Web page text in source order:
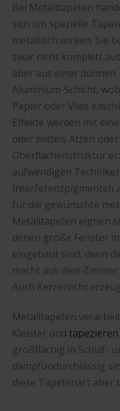
Bei Metalltapeten
sich um spezielle
metallisch wirken. Sie
zwar nicht komplett
aber aus einer dünnen
Aluminium-Schicht,
Papier oder Vlies
Effekte werden mit
oder mittels Ätzen
Oberflächenstruktur
aufwendigen
Interferenzpigmenten
für die gewünschte
Metalltapeten eignen
denen große Fenster
eingebaut sind, denn
macht aus dem
Auch Kerzenlicht
Metalltapeten
Kleister und tapezieren
großflächig in Schlaf-
dampfundurchlässig
diese Tapetenart aber